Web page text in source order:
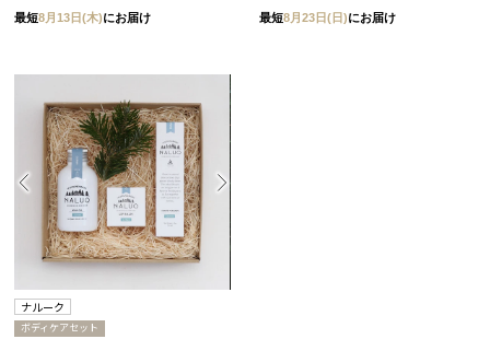
最短8月13日(木)にお届け 最短8月23日(日)にお届け
ナルーク
ボディケアセット